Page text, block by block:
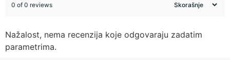
0 of 0 reviews
Nažalost, nema recenzija koje odgovaraju zadatim
parametrima.